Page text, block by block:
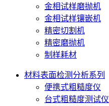
金相试样磨抛机
金相试样镶嵌机
精密切割机
精密磨抛机
制样耗材
材料表面检测分析系列
便携式粗糙度仪
台式粗糙度测试仪